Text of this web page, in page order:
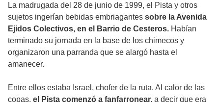
La madrugada del 28 de junio de 1999, el Pista y otros
sujetos ingerían bebidas embriagantes sobre la Avenida
Ejidos Colectivos, en el Barrio de Cesteros. Habían
terminado su jornada en la base de los chimecos y
organizaron una parranda que se alargó hasta el
amanecer.
Entre ellos estaba Israel, chofer de la ruta. Al calor de las
copas, el Pista comenzó a fanfarronear, a decir que era